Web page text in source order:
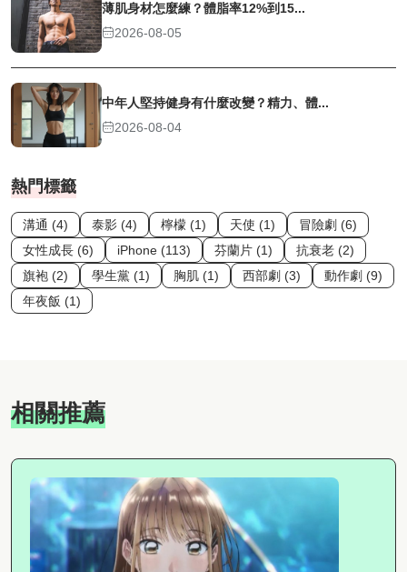
薄肌身材怎麼練？體脂率12%到15...
2026-08-05
中年人堅持健身有什麼改變？精力、體...
2026-08-04
熱門標籤
溝通 (4) 泰影 (4) 檸檬 (1) 天使 (1)
冒險劇 (6)
女性成長 (6)
iPhone (113) 芬蘭片 (1)
抗衰老 (2)
旗袍 (2)
學生黨 (1) 胸肌 (1) 西部劇 (3)
動作劇 (9)
年夜飯 (1)
相關推薦